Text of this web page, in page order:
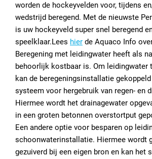
worden de hockeyvelden voor, tijdens
wedstrijd beregend. Met de nieuwste
is uw hockeyveld super snel beregend
speelklaar.Lees hier de Aquaco Info
Beregening met leidingwater heeft als
behoorlijk kostbaar is. Om leidingwater
kan de beregeningsinstallatie
systeem voor hergebruik van regen- en
Hiermee wordt het drainagewater
in een groten betonnen overstortput
Een andere optie voor besparen op
schoonwaterinstallatie. Hiermee wordt
gezuiverd bij een eigen bron en kan het